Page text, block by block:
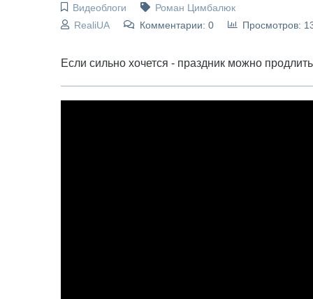
Видеоблоги
Роман Цимбалюк
RealiUA
Комментарии: 0 Просмотров:
Если сильно хочется - праздник можно